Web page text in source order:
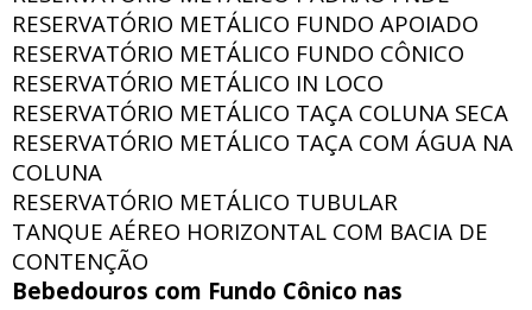
RESERVATÓRIO METÁLICO FUNDO APOIADO
RESERVATÓRIO METÁLICO FUNDO CÔNICO
RESERVATÓRIO METÁLICO IN LOCO
RESERVATÓRIO METÁLICO TAÇA COLUNA SECA
RESERVATÓRIO METÁLICO TAÇA COM ÁGUA NA
COLUNA
RESERVATÓRIO METÁLICO TUBULAR
TANQUE AÉREO HORIZONTAL COM BACIA DE
CONTENÇÃO
Bebedouros com Fundo Cônico nas